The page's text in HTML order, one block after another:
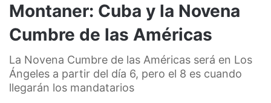
Montaner: Cuba y la Novena
Cumbre de las Américas
La Novena Cumbre de las Américas será en Los
Ángeles a partir del día 6, pero el 8 es cuando
llegarán los mandatarios